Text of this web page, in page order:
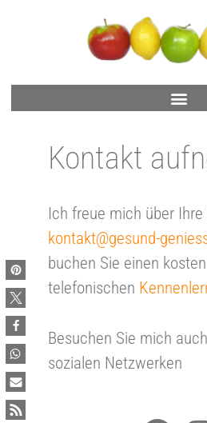
Kon­takt
Ich freue mich über Ihre
kontakt@gesund-
buchen Sie einen
telefonischen
Besuchen Sie mich
sozialen Netzwerken